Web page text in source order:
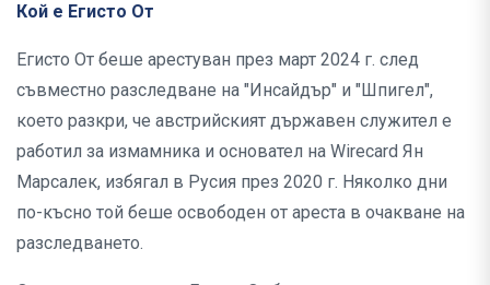
Кой е Егисто От
Егисто От беше арестуван през март 2024 г. след
съвместно разследване на "Инсайдър" и "Шпигел",
което разкри, че австрийският държавен служител е
работил за измамника и основател на Wirecard Ян
Марсалек, избягал в Русия през 2020 г. Няколко дни
по-късно той беше освободен от ареста в очакване на
разследването.